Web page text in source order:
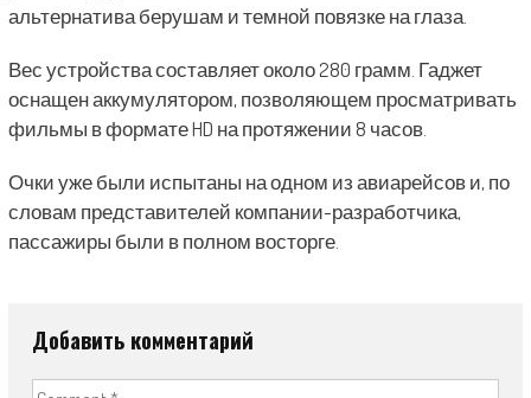
альтернатива берушам и темной повязке на глаза.
Вес устройства составляет около 280 грамм. Гаджет
оснащен аккумулятором, позволяющем просматривать
фильмы в формате HD на протяжении 8 часов.
Очки уже были испытаны на одном из авиарейсов и, по
словам представителей компании-разработчика,
пассажиры были в полном восторге.
Добавить комментарий